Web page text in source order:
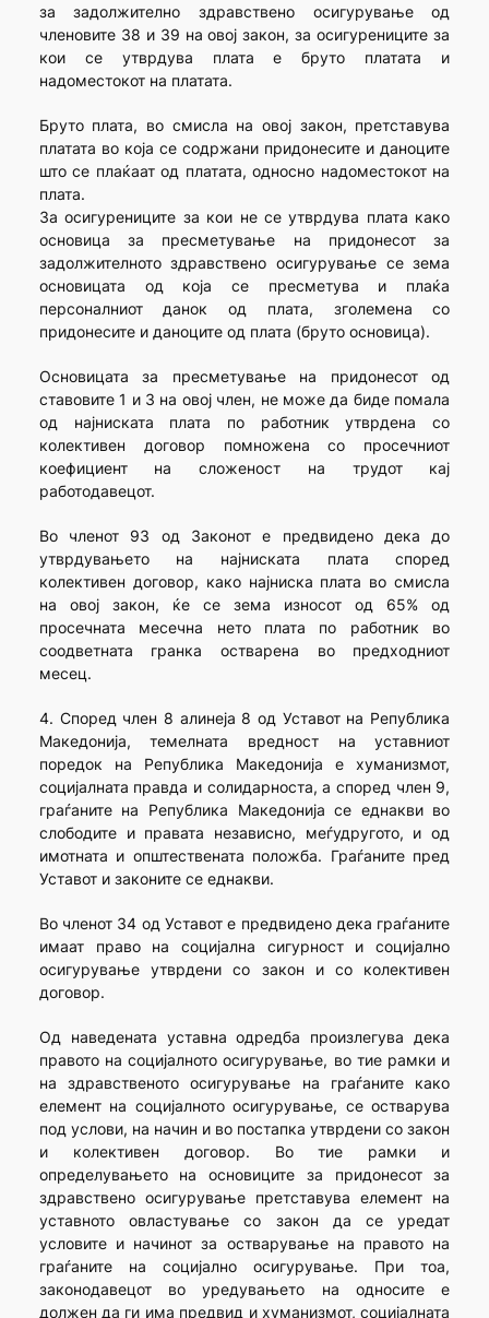
за задолжително здравствено осигурување од
членовите 38 и 39 на овој закон, за осигурениците за
кои се утврдува плата е бруто платата и
надоместокот на платата.
Бруто плата, во смисла на овој закон, претставува
платата во која се содржани придонесите и даноците
што се плаќаат од платата, односно надоместокот на
плата.
За осигурениците за кои не се утврдува плата како
основица за пресметување на придонесот за
задолжителното здравствено осигурување се зема
основицата од која се пресметува и плаќа
персоналниот данок од плата, зголемена со
придонесите и даноците од плата (бруто основица).
Основицата за пресметување на придонесот од
ставовите 1 и 3 на овој член, не може да биде помала
од најниската плата по работник утврдена со
колективен договор помножена со просечниот
коефициент на сложеност на трудот кај
работодавецот.
Во членот 93 од Законот е предвидено дека до
утврдувањето на најниската плата според
колективен договор, како најниска плата во смисла
на овој закон, ќе се зема износот од 65% од
просечната месечна нето плата по работник во
соодветната гранка остварена во предходниот
месец.
4. Според член 8 алинеја 8 од Уставот на Република
Македонија, темелната вредност на уставниот
поредок на Република Македонија е хуманизмот,
социјалната правда и солидарноста, а според член 9,
граѓаните на Република Македонија се еднакви во
слободите и правата независно, меѓудругото, и од
имотната и општествената положба. Граѓаните пред
Уставот и законите се еднакви.
Во членот 34 од Уставот е предвидено дека граѓаните
имаат право на социјална сигурност и социјално
осигурување утврдени со закон и со колективен
договор.
Од наведената уставна одредба произлегува дека
правото на социјалното осигурување, во тие рамки и
на здравственото осигурување на граѓаните како
елемент на социјалното осигурување, се остварува
под услови, на начин и во постапка утврдени со закон
и колективен договор. Во тие рамки и
определувањето на основиците за придонесот за
здравствено осигурување претставува елемент на
уставното овластување со закон да се уредат
условите и начинот за остварување на правото на
граѓаните на социјално осигурување. При тоа,
законодавецот во уредувањето на односите е
должен да ги има предвид и хуманизмот, социјалната